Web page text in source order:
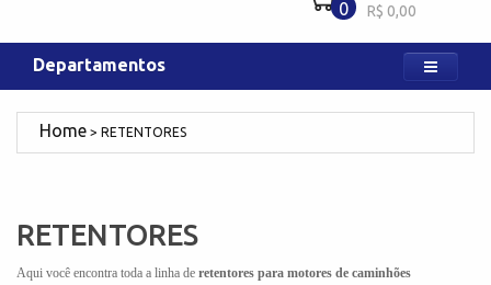
0
R$ 0,00
Departamentos
RETENTORES
RETENTORES
Aqui você encontra toda a linha de retentores para motores de caminhões